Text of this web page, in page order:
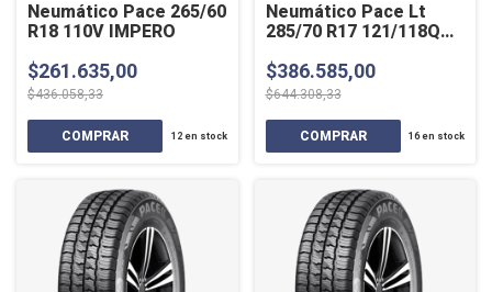
Neumático Pace 265/60
R18 110V IMPERO
$261.635,00
$436.058,33
12en stock
Neumático Pace Lt
285/70 R17 121/118Q
$386.585,00
$644.308,33
16en stock